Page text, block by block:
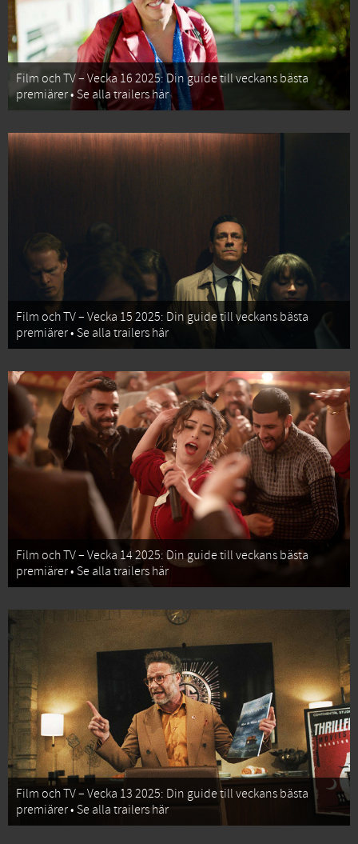
Film och TV – Vecka 16 2025: Din guide till veckans bästa
premiärer • Se alla trailers här
Film och TV – Vecka 15 2025: Din guide till veckans bästa
premiärer • Se alla trailers här
Film och TV – Vecka 14 2025: Din guide till veckans bästa
premiärer • Se alla trailers här
Film och TV – Vecka 13 2025: Din guide till veckans bästa
premiärer • Se alla trailers här